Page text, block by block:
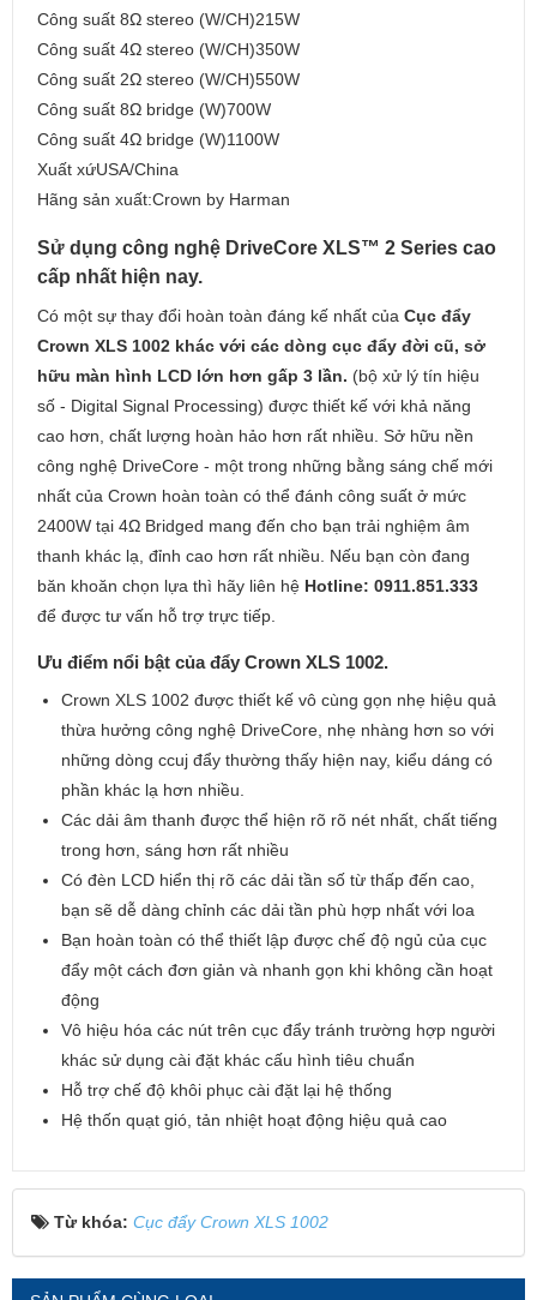
Công suất 8Ω stereo (W/CH)215W
Công suất 4Ω stereo (W/CH)350W
Công suất 2Ω stereo (W/CH)550W
Công suất 8Ω bridge (W)700W
Công suất 4Ω bridge (W)1100W
Xuất xứUSA/China
Hãng sản xuất:Crown by Harman
Sử dụng công nghệ DriveCore XLS™ 2 Series cao
cấp nhất hiện nay.
Có một sự thay đổi hoàn toàn đáng kế nhất của Cục đẩy
Crown XLS 1002 khác với các dòng cục đẩy đời cũ, sở
hữu màn hình LCD lớn hơn gấp 3 lần. (bộ xử lý tín hiệu
số - Digital Signal Processing) được thiết kế với khả năng
cao hơn, chất lượng hoàn hảo hơn rất nhiều. Sở hữu nền
công nghệ DriveCore - một trong những bằng sáng chế mới
nhất của Crown hoàn toàn có thể đánh công suất ở mức
2400W tại 4Ω Bridged mang đến cho bạn trải nghiệm âm
thanh khác lạ, đỉnh cao hơn rất nhiều. Nếu bạn còn đang
băn khoăn chọn lựa thì hãy liên hệ Hotline: 0911.851.333
để được tư vấn hỗ trợ trực tiếp.
Ưu điểm nổi bật của đẩy Crown XLS 1002.
Crown XLS 1002 được thiết kế vô cùng gọn nhẹ hiệu quả
thừa hưởng công nghệ DriveCore, nhẹ nhàng hơn so với
những dòng ccuj đẩy thường thấy hiện nay, kiểu dáng có
phần khác lạ hơn nhiều.
Các dải âm thanh được thể hiện rõ rõ nét nhất, chất tiếng
trong hơn, sáng hơn rất nhiều
Có đèn LCD hiển thị rõ các dải tần số từ thấp đến cao,
bạn sẽ dễ dàng chỉnh các dải tần phù hợp nhất với loa
Bạn hoàn toàn có thể thiết lập được chế độ ngủ của cục
đẩy một cách đơn giản và nhanh gọn khi không cần hoạt
động
Vô hiệu hóa các nút trên cục đẩy tránh trường hợp người
khác sử dụng cài đặt khác cấu hình tiêu chuẩn
Hỗ trợ chế độ khôi phục cài đặt lại hệ thống
Hệ thốn quạt gió, tản nhiệt hoạt động hiệu quả cao
Từ khóa: Cục đẩy Crown XLS 1002